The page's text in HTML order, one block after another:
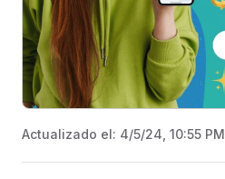
Actualizado el: 4/5/24, 10:55 PM